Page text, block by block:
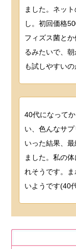
ました。ネッ
し。初回価格
フィズス菌と
るみたいで、
も試しやすい
40代になって
い、色んなサ
いった結果、最
ました。私の
れそうです。
いようです(40